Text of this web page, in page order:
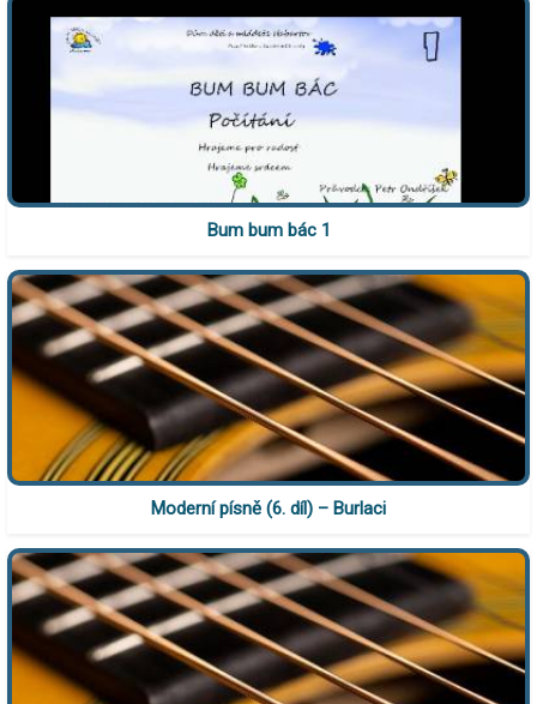
Bum bum bác 1
Moderní písně (6. díl) – Burlaci